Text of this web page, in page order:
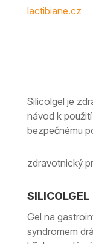
lactibiane.cz
Silicolgel je
návod k
bezpečnému
zdravotnický
SILICOLGEL
Gel na
syndromem